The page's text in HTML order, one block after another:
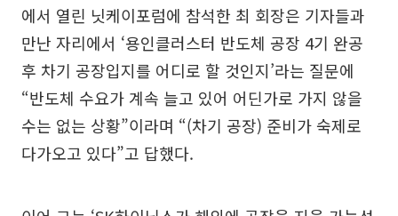
에서 열린 닛케이포럼에 참석한 최 회장은 기자들과
만난 자리에서 ‘용인클러스터 반도체 공장 4기 완공
후 차기 공장입지를 어디로 할 것인지’라는 질문에
“반도체 수요가 계속 늘고 있어 어딘가로 가지 않을
수는 없는 상황”이라며 “(차기 공장) 준비가 숙제로
다가오고 있다”고 답했다.